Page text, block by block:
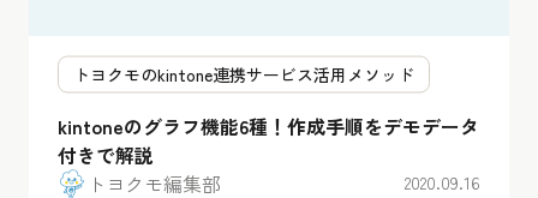
トヨクモのkintone連携サービス活用メソッド
kintoneのグラフ機能6種！作成手順をデモデータ
付きで解説
トヨクモ編集部
2020.09.16